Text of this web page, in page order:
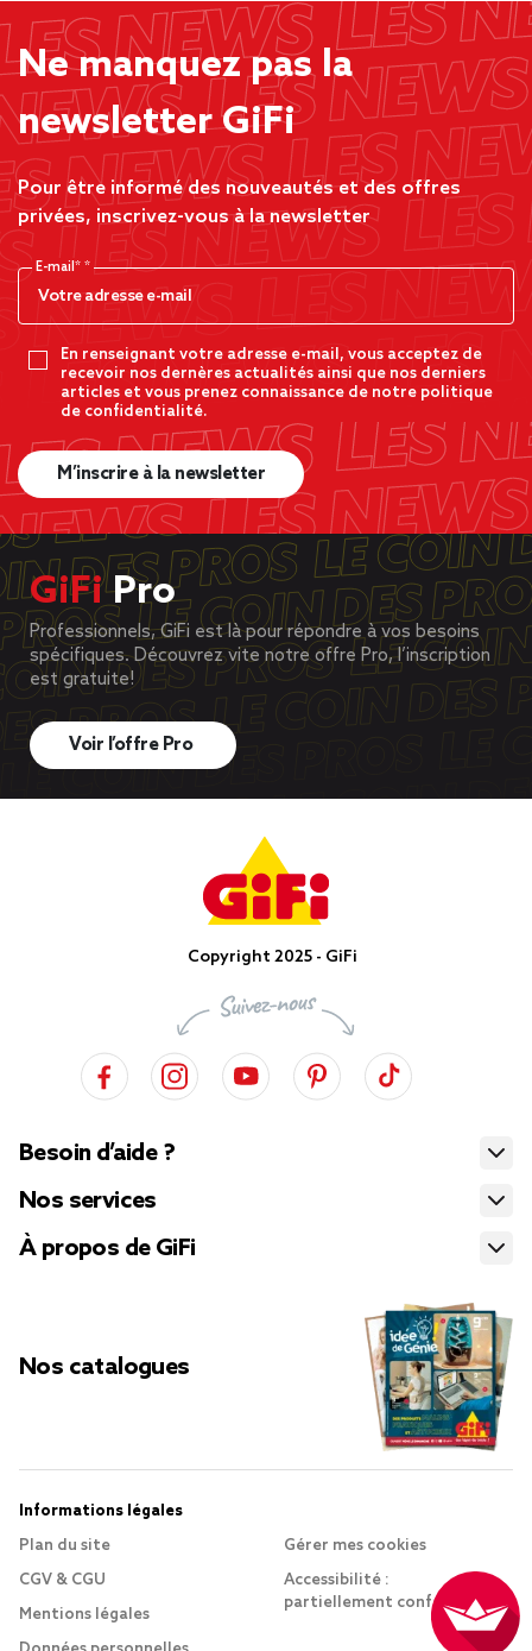
Ne manquez pas la
newsletter GiFi
Pour être informé des nouveautés et des offres
privées, inscrivez-vous à la newsletter
E-mail*
En renseignant votre adresse e-mail, vous acceptez de
recevoir nos dernères actualités ainsi que nos derniers
articles et vous prenez connaissance de notre politique
de confidentialité.
M’inscrire à la newsletter
GiFiPro
Professionnels, GiFi est là pour répondre à vos besoins
spécifiques. Découvrez vite notre offre Pro, l’inscription
est gratuite!
Voir l’offre Pro
Copyright 2025 - GiFi
Besoin d’aide ?
Nos services
À propos de GiFi
Nos catalogues
Informations légales
Plan du site
CGV & CGU
Mentions légales
Gérer mes cookies
Accessibilité :
partiellement conforme